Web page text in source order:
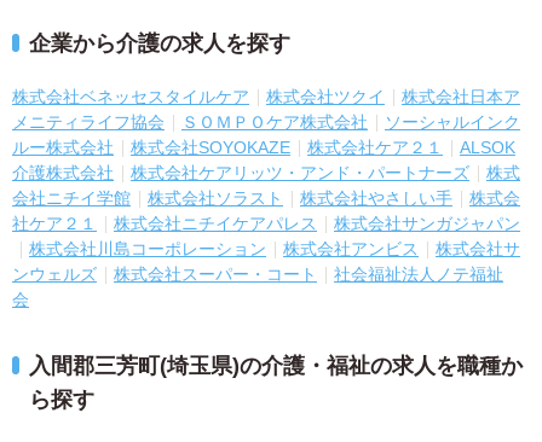
企業から介護の求人を探す
株式会社ベネッセスタイルケア 株式会社ツクイ
株式会社日本ア
メニティライフ協会
ＳＯＭＰＯケア株式会社
ソーシャルインク
ルー株式会社
株式会社SOYOKAZE 株式会社ケア２１
ALSOK
介護株式会社
株式会社ケアリッツ・アンド・パートナーズ
株式
会社ニチイ学館
株式会社ソラスト 株式会社やさしい手
株式会
社ケア２１
株式会社ニチイケアパレス
株式会社サンガジャパン
株式会社川島コーポレーション
株式会社アンビス
株式会社サ
ンウェルズ
株式会社スーパー・コート
社会福祉法人ノテ福祉
会
入間郡三芳町(埼玉県)の介護・福祉の求人を職種か
ら探す